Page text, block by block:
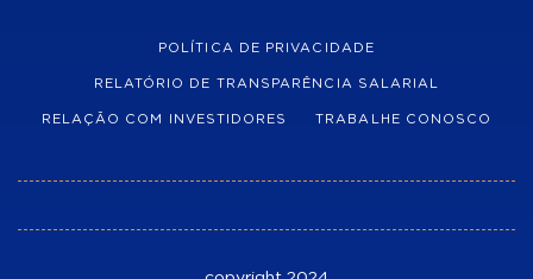
POLÍTICA DE PRIVACIDADE
RELATÓRIO DE TRANSPARÊNCIA SALARIAL
RELAÇÃO COM INVESTIDORES TRABALHE CONOSCO